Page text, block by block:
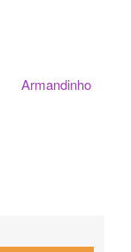
Armandinho